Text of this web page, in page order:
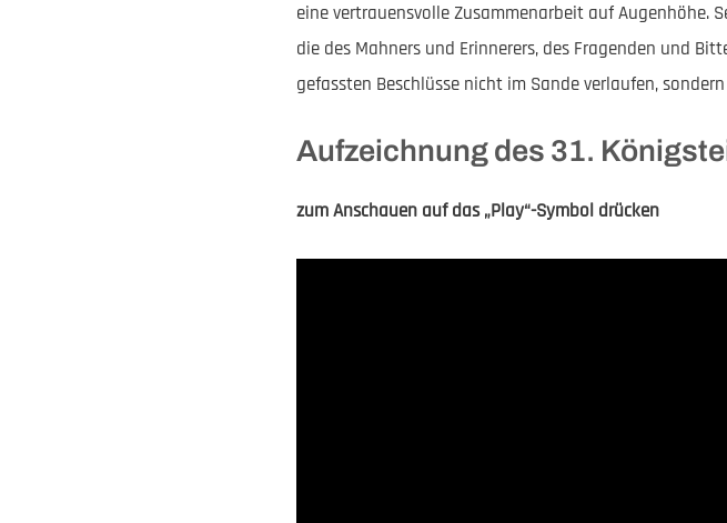
eine vertrauensvolle Zusammenarbeit auf Augenhöhe.
die des Mahners und Erinnerers, des Fragenden und
gefassten Beschlüsse nicht im Sande verlaufen,
Aufzeichnung des 31.
zum Anschauen auf das „Play“-Symbol drücken